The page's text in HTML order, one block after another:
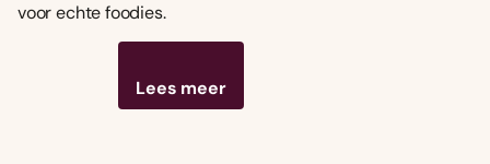
voor echte foodies.
Lees meer